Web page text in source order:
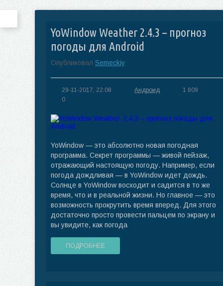
YoWindow Weather 2.4.3 – прогноз
погоды для Android
Опубликовал Semeckiy
29-11-2017, 22:08 Андроид
1 809
0
YoWindow — это абсолютно новая погодная
программа. Секрет программы — живой пейзаж,
отражающий настоящую погоду. Например, если
погода дождливая — в YoWindow идет дождь.
Солнце в YoWindow восходит и садится в то же
время, что и в реальной жизни. Но главное — это
возможность прокрутить время вперед. Для этого
достаточно просто провести пальцем по экрану и
вы увидите, как погода
ПОДРОБНЕЕ